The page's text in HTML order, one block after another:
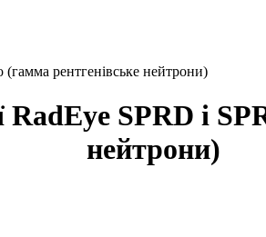
(гамма рентгенівське нейтрони)
RadEye SPRD і
нейтрони)